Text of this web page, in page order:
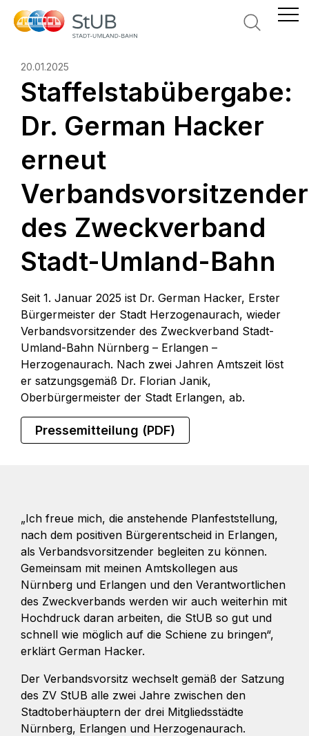
20.01.2025
Staffelstabübergabe:
Dr. German Hacker
erneut
Verbandsvorsitzender
des Zweckverband
Stadt-Umland-Bahn
Seit 1. Januar 2025 ist Dr. German Hacker, Erster
Bürgermeister der Stadt Herzogenaurach, wieder
Verbandsvorsitzender des Zweckverband Stadt-
Umland-Bahn Nürnberg – Erlangen –
Herzogenaurach. Nach zwei Jahren Amtszeit löst
er satzungsgemäß Dr. Florian Janik,
Oberbürgermeister der Stadt Erlangen, ab.
Pressemitteilung (PDF)
„Ich freue mich, die anstehende Planfeststellung,
nach dem positiven Bürgerentscheid in Erlangen,
als Verbandsvorsitzender begleiten zu können.
Gemeinsam mit meinen Amtskollegen aus
Nürnberg und Erlangen und den Verantwortlichen
des Zweckverbands werden wir auch weiterhin mit
Hochdruck daran arbeiten, die StUB so gut und
schnell wie möglich auf die Schiene zu bringen“,
erklärt German Hacker.
Der Verbandsvorsitz wechselt gemäß der Satzung
des ZV StUB alle zwei Jahre zwischen den
Stadtoberhäuptern der drei Mitgliedsstädte
Nürnberg, Erlangen und Herzogenaurach.